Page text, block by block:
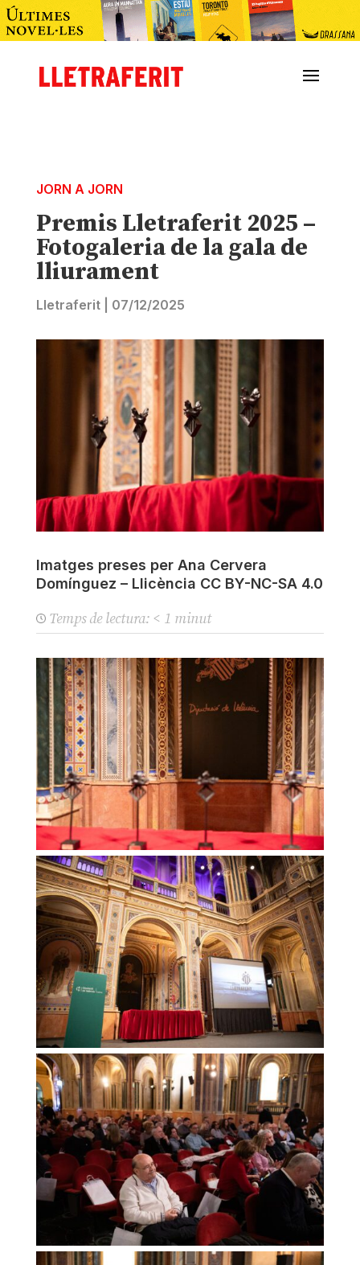
JORN A JORN
Premis Lletraferit 2025 –
Fotogaleria de la gala de
lliurament
Lletraferit| 07/12/2025
Imatges preses per Ana Cervera
Domínguez – Llicència CC BY-NC-SA 4.0
Temps de lectura: < 1 minut